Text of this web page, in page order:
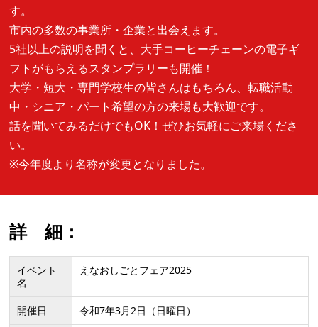
す。
市内の多数の事業所・企業と出会えます。
5社以上の説明を聞くと、大手コーヒーチェーンの電子ギ
フトがもらえるスタンプラリーも開催！
大学・短大・専門学校生の皆さんはもちろん、転職活動
中・シニア・パート希望の方の来場も大歓迎です。
話を聞いてみるだけでもOK！ぜひお気軽にご来場くださ
い。
※今年度より名称が変更となりました。
詳 細：
イベント
名
えなおしごとフェア2025
開催日 令和7年3月2日（日曜日）